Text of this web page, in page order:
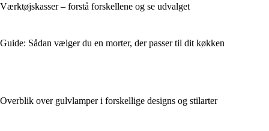
Værktøjskasser – forstå forskellene og se udvalget
Guide: Sådan vælger du en morter, der passer til dit køkken
Overblik over gulvlamper i forskellige designs og stilarter